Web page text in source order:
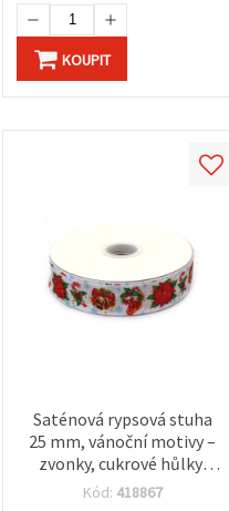
KOUPIT
Saténová rypsová stuha
25 mm, vánoční motivy –
zvonky, cukrové hůlky,
kozačky a květiny, 3 m
Kód: 418867